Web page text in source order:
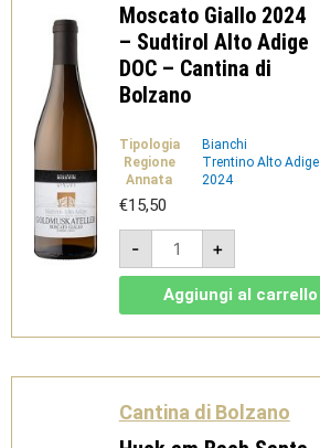
Moscato Giallo 2024
– Sudtirol Alto Adige
DOC – Cantina di
Bolzano
Tipologia
Bianchi
Regione
Trentino Alto Adige
Annata
2024
€15,50
-
Moscato
Giallo
2024
Sudtirol
Alto
Adige
di
Bolzano
+
Aggiungi al carrello
Cantina di Bolzano